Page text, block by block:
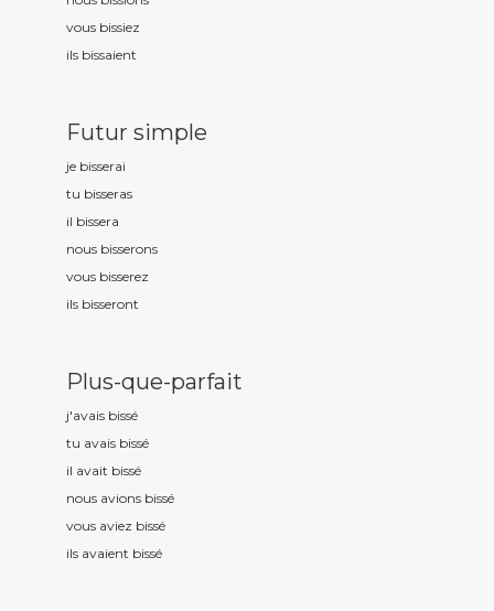
vous bissiez
ils bissaient
Futur simple
je bisserai
tu bisseras
il bissera
nous bisserons
vous bisserez
ils bisseront
Plus-que-parfait
j'avais bissé
tu avais bissé
il avait bissé
nous avions bissé
vous aviez bissé
ils avaient bissé